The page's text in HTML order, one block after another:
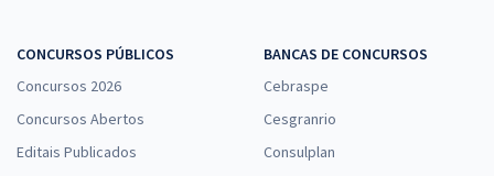
CONCURSOS PÚBLICOS
Concursos 2026
Concursos Abertos
Editais Publicados
BANCAS DE CONCURSOS
Cebraspe
Cesgranrio
Consulplan